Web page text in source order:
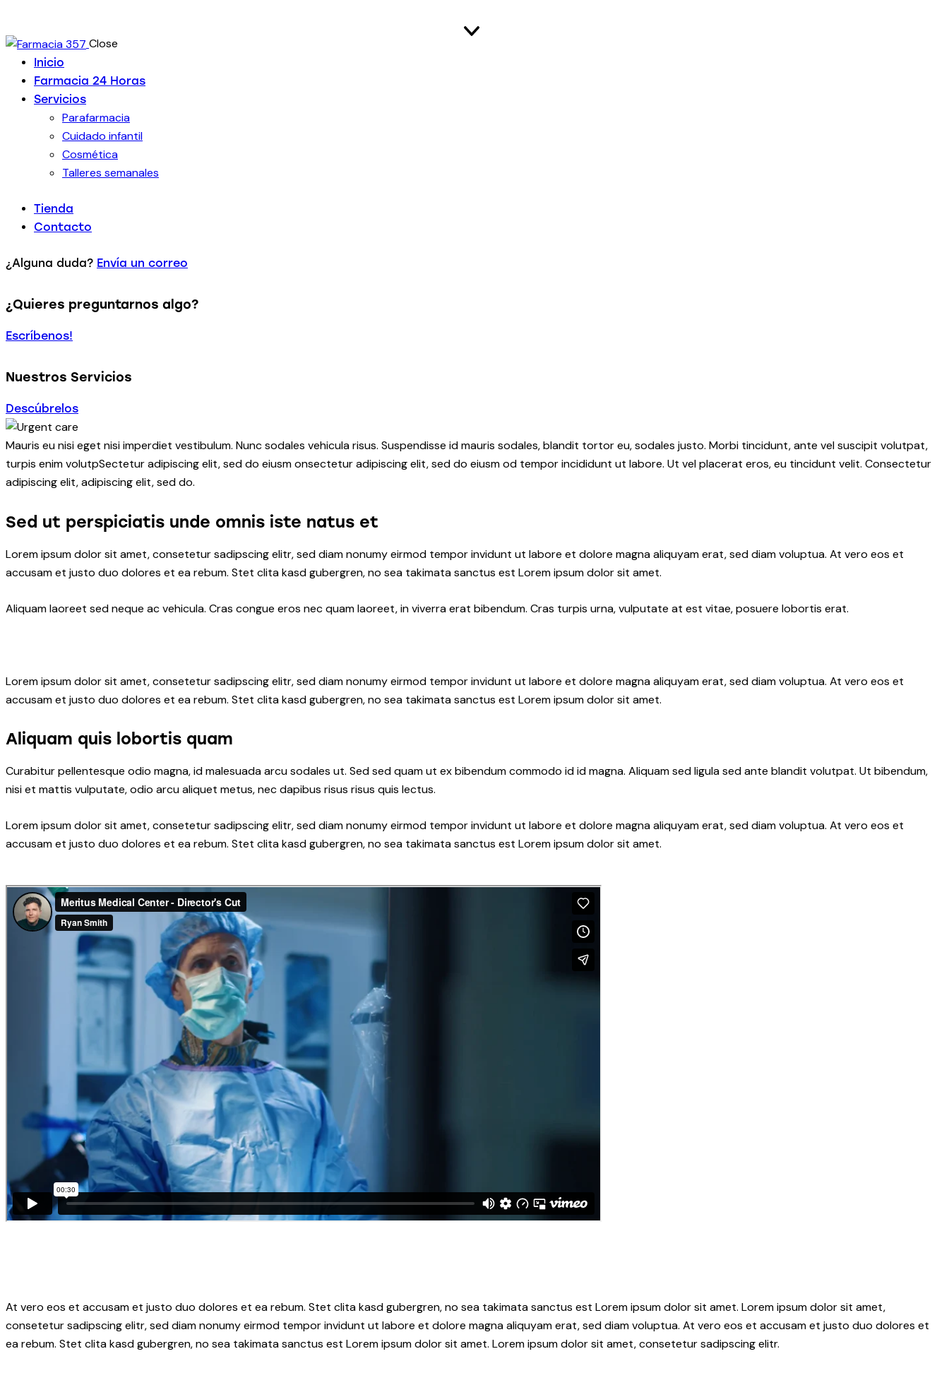
Close
Inicio
Farmacia 24 Horas
Servicios
Parafarmacia
Cuidado infantil
Cosmética
Talleres semanales
Tienda
Contacto
¿Alguna duda? Envía un correo
¿Quieres preguntarnos algo?
Escríbenos!
Nuestros Servicios
Descúbrelos
Mauris eu nisi eget nisi imperdiet vestibulum. Nunc sodales vehicula risus. Suspendisse id mauris sodales, blandit tortor eu, sodales justo. Morbi tincidunt, ante vel suscipit volutpat,
turpis enim volutpSectetur adipiscing elit, sed do eiusm onsectetur adipiscing elit, sed do eiusm od tempor incididunt ut labore. Ut vel placerat eros, eu tincidunt velit. Consectetur
adipiscing elit, adipiscing elit, sed do.
Sed ut perspiciatis unde omnis iste natus et
Lorem ipsum dolor sit amet, consetetur sadipscing elitr, sed diam nonumy eirmod tempor invidunt ut labore et dolore magna aliquyam erat, sed diam voluptua. At vero eos et
accusam et justo duo dolores et ea rebum. Stet clita kasd gubergren, no sea takimata sanctus est Lorem ipsum dolor sit amet.
Aliquam laoreet sed neque ac vehicula. Cras congue eros nec quam laoreet, in viverra erat bibendum. Cras turpis urna, vulputate at est vitae, posuere lobortis erat.
Lorem ipsum dolor sit amet, consetetur sadipscing elitr, sed diam nonumy eirmod tempor invidunt ut labore et dolore magna aliquyam erat, sed diam voluptua. At vero eos et
accusam et justo duo dolores et ea rebum. Stet clita kasd gubergren, no sea takimata sanctus est Lorem ipsum dolor sit amet.
Aliquam quis lobortis quam
Curabitur pellentesque odio magna, id malesuada arcu sodales ut. Sed sed quam ut ex bibendum commodo id id magna. Aliquam sed ligula sed ante blandit volutpat. Ut bibendum,
nisi et mattis vulputate, odio arcu aliquet metus, nec dapibus risus risus quis lectus.
Lorem ipsum dolor sit amet, consetetur sadipscing elitr, sed diam nonumy eirmod tempor invidunt ut labore et dolore magna aliquyam erat, sed diam voluptua. At vero eos et
accusam et justo duo dolores et ea rebum. Stet clita kasd gubergren, no sea takimata sanctus est Lorem ipsum dolor sit amet.
At vero eos et accusam et justo duo dolores et ea rebum. Stet clita kasd gubergren, no sea takimata sanctus est Lorem ipsum dolor sit amet. Lorem ipsum dolor sit amet,
consetetur sadipscing elitr, sed diam nonumy eirmod tempor invidunt ut labore et dolore magna aliquyam erat, sed diam voluptua. At vero eos et accusam et justo duo dolores et
ea rebum. Stet clita kasd gubergren, no sea takimata sanctus est Lorem ipsum dolor sit amet. Lorem ipsum dolor sit amet, consetetur sadipscing elitr.